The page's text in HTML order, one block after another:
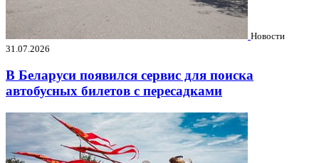
Новости
31.07.2026
В Беларуси появился сервис для поиска
автобусных билетов с пересадками